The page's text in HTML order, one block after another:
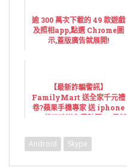
逾 300 萬次下載的 49 款遊戲
及照相app,點選 Chrome圖
示,蓋版廣告就展開!
【最新詐騙警訊】
FamilyMart 送全家千元禮
卷?蘋果手機專家 送 iphone
xs? 韓國瑜送免費貼圖？(最新
Android Skype